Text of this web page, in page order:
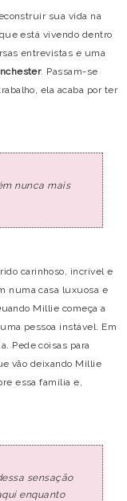
sua vida na
está vivendo dentro
entrevistas e uma
. Passam-se
ela acaba por ter
nunca mais
carinhoso, incrível e
numa casa luxuosa e
Millie começa a
pessoa instável. Em
Pede coisas para
vão deixando Millie
essa família e,
sensação
enquanto